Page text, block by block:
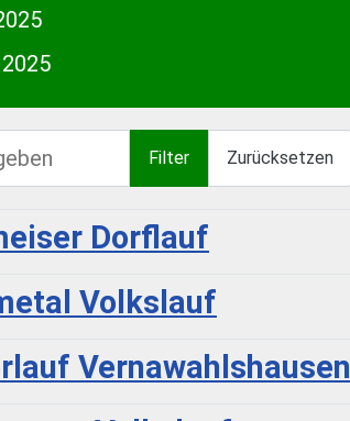
Filter Zurücksetzen
Dorflauf
Volkslauf
Vernawahlshausen